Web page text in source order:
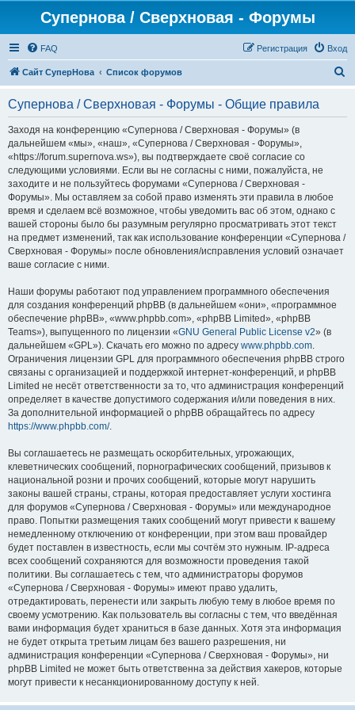
Супернова / Сверхновая - Форумы
FAQ Вход
Регистрация
Сайт СуперНова Список форумов
Супернова / Сверхновая - Форумы - Общие правила
Заходя на конференцию «Супернова / Сверхновая - Форумы» (в
дальнейшем «мы», «наш», «Супернова / Сверхновая - Форумы»,
«https://forum.supernova.ws»), вы подтверждаете своё согласие со
следующими условиями. Если вы не согласны с ними, пожалуйста, не
заходите и не пользуйтесь форумами «Супернова / Сверхновая -
Форумы». Мы оставляем за собой право изменять эти правила в любое
время и сделаем всё возможное, чтобы уведомить вас об этом, однако с
вашей стороны было бы разумным регулярно просматривать этот текст
на предмет изменений, так как использование конференции «Супернова /
Сверхновая - Форумы» после обновления/исправления условий означает
ваше согласие с ними.
Наши форумы работают под управлением программного обеспечения
для создания конференций phpBB (в дальнейшем «они», «программное
обеспечение phpBB», «www.phpbb.com», «phpBB Limited», «phpBB
Teams»), выпущенного по лицензии «GNU General Public License v2» (в
дальнейшем «GPL»). Скачать его можно по адресу www.phpbb.com.
Ограничения лицензии GPL для программного обеспечения phpBB строго
связаны с организацией и поддержкой интернет-конференций, и phpBB
Limited не несёт ответственности за то, что администрация конференций
определяет в качестве допустимого содержания и/или поведения в них.
За дополнительной информацией о phpBB обращайтесь по адресу
https://www.phpbb.com/.
Вы соглашаетесь не размещать оскорбительных, угрожающих,
клеветнических сообщений, порнографических сообщений, призывов к
национальной розни и прочих сообщений, которые могут нарушить
законы вашей страны, страны, которая предоставляет услуги хостинга
для форумов «Супернова / Сверхновая - Форумы» или международное
право. Попытки размещения таких сообщений могут привести к вашему
немедленному отключению от конференции, при этом ваш провайдер
будет поставлен в известность, если мы сочтём это нужным. IP-адреса
всех сообщений сохраняются для возможности проведения такой
политики. Вы соглашаетесь с тем, что администраторы форумов
«Супернова / Сверхновая - Форумы» имеют право удалить,
отредактировать, перенести или закрыть любую тему в любое время по
своему усмотрению. Как пользователь вы согласны с тем, что введённая
вами информация будет храниться в базе данных. Хотя эта информация
не будет открыта третьим лицам без вашего разрешения, ни
администрация конференции «Супернова / Сверхновая - Форумы», ни
phpBB Limited не может быть ответственна за действия хакеров, которые
могут привести к несанкционированному доступу к ней.